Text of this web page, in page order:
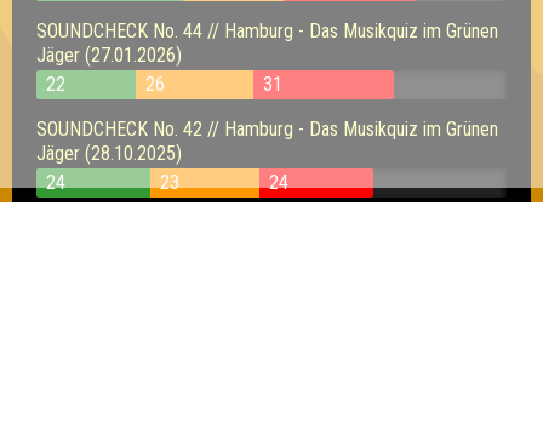
SOUNDCHECK No. 44 // Hamburg - Das Musikquiz im Grünen
Jäger (27.01.2026)
22
26
31
SOUNDCHECK No. 42 // Hamburg - Das Musikquiz im Grünen
Jäger (28.10.2025)
24
23
24